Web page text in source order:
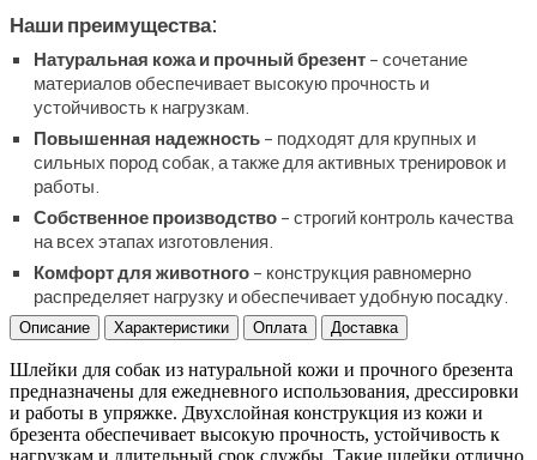
Наши преимущества:
Натуральная кожа и прочный брезент – сочетание
материалов обеспечивает высокую прочность и
устойчивость к нагрузкам.
Повышенная надежность – подходят для крупных и
сильных пород собак, а также для активных тренировок и
работы.
Собственное производство – строгий контроль качества
на всех этапах изготовления.
Комфорт для животного – конструкция равномерно
распределяет нагрузку и обеспечивает удобную посадку.
Описание Характеристики Оплата Доставка
Шлейки для собак из натуральной кожи и прочного брезента
предназначены для ежедневного использования, дрессировки
и работы в упряжке. Двухслойная конструкция из кожи и
брезента обеспечивает высокую прочность, устойчивость к
нагрузкам и длительный срок службы. Такие шлейки отлично